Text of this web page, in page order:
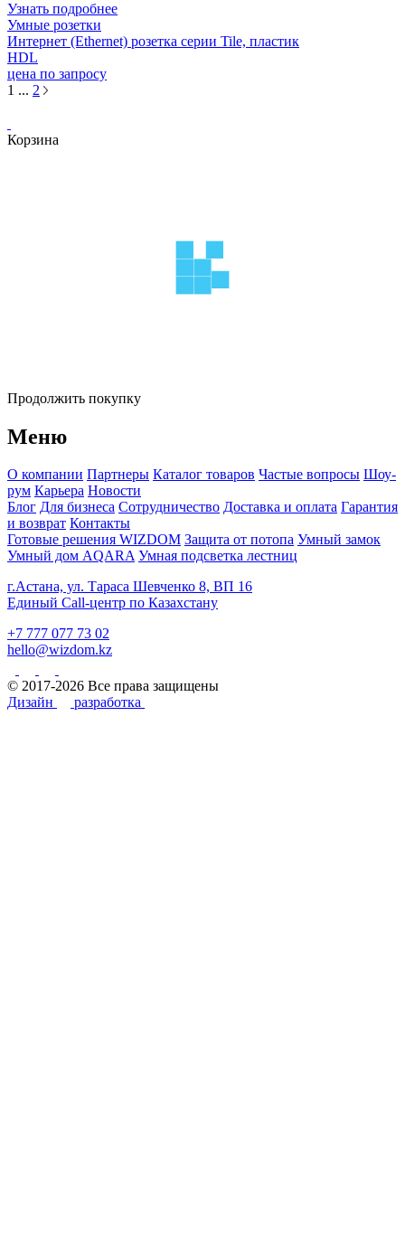
Узнать подробнее
Умные розетки
Интернет (Ethernet) розетка серии Tile, пластик
HDL
цена по запросу
1 ... 2
Корзина
Продолжить покупку
Меню
О компании Партнеры Каталог товаров Частые вопросы Шоу-
рум Карьера Новости
Блог Для бизнеса Сотрудничество Доставка и оплата Гарантия
и возврат Контакты
Готовые решения WIZDOM Защита от потопа Умный замок
Умный дом AQARA Умная подсветка лестниц
г.Астана, ул. Тараса Шевченко 8, ВП 16
Единый Call-центр по Казахстану
+7 777 077 73 02
hello@wizdom.kz
© 2017-2026 Все права защищены
Дизайн
разработка